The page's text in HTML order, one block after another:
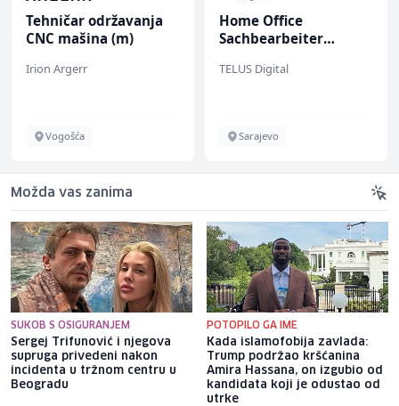
Tehničar održavanja
CNC mašina (m)
Irion Argerr
Vogošća
Home Office
Sachbearbeiter
bekannten deutschen
TELUS Digital
Sarajevo
Možda vas zanima
SUKOB S OSIGURANJEM
Sergej Trifunović i njegova
supruga privedeni nakon
incidenta u tržnom centru u
Beogradu
POTOPILO GA IME
Kada islamofobija zavlada:
Trump podržao kršćanina
Amira Hassana, on izgubio od
kandidata koji je odustao od
utrke